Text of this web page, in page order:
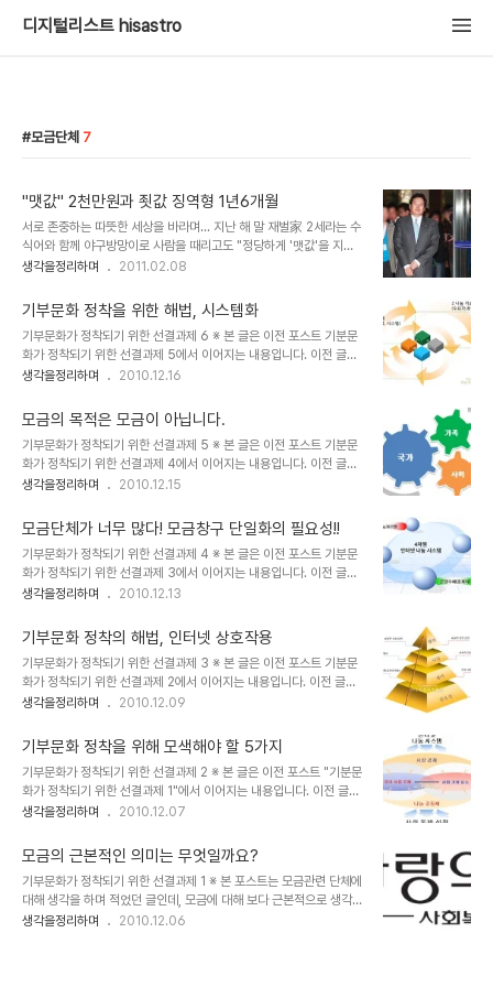
디지털리스트 hisastro
모금단체 7
"맷값" 2천만원과 죗값 징역형 1년6개월
서로 존중하는 따뜻한 세상을 바라며... 지난 해 말 재벌家 2세라는 수
식어와 함께 야구방망이로 사람을 때리고도 "정당하게 '맷값'을 지불?
했다"하여 나라를 시끄럽게 했던 일이 있었습니다. 얼마 전의 일이니
는 이 사건과 관련하여 몇몇 사안들과 함께 "법과 원칙의 천박한 논리
그리고 돈"이라는 제목의 글을 발행했었습니다. 그 글에서 저는 그간
보아왔던 선례들을 바탕으로 판결이 어떻게 나올지를 예상했었고, 그
결과를 지켜보겠다고 했습니다. 여러 경로를 통해 이미 많은 분들이 아
시다시피 재판(서울중앙지법 형사8단독 이관용 판사) 결과는 징역 1
바 -그간 비슷한 사례를 하..
생각을정리하며 2011.02.08
기부문화 정착을 위한 해법, 시스템화
기부문화가 정착되기 위한 선결과제 6 ※ 본 글은 이전 포스트 기분문
화가 정착되기 위한 선결과제 5에서 이어지는 내용입니다. 이전 글을
읽지 않으셨다면, 전체 내용의 이해를 위하여 이전 포스트를 먼저 읽어
기관의 문제가 불거짐에 따라 전체가 왜곡되어 호도되는 분위기와 이
를 호기삼아 경쟁?의식을 지닌 그리 다를 바 없는 모금단체들이 이번
이 기회라고 달려드는 것을 경계해야 한다는 점 입니다. 특히 종교의
기치를 내걸고 -또는 이를 교묘히 숨기며- 사회복지를 앞세워 선교활
동에 매진하거나 사욕을 채우는 모습은 정말이지 그것이야 말로 안될
기사 ☞ 사회복지공동모금회 비리 꼼꼼히 들..
생각을정리하며 2010.12.16
모금의 목적은 모금이 아닙니다.
기부문화가 정착되기 위한 선결과제 5 ※ 본 글은 이전 포스트 기분문
화가 정착되기 위한 선결과제 4에서 이어지는 내용입니다. 이전 글을
읽지 않으셨다면, 내용의 이해를 위하여 이전 포스트를 먼저 읽어보시
의 문제가 불거짐에 따라 전체가 왜곡되어 호도되는 분위기와 이를 호
기삼아 경쟁?의식을 지닌 그리 다를 바 없는 모금단체들이 이번이 기
회라고 달려드는 것을 경계해야 한다는 점 입니다. 특히 종교의 기치를
내걸고 -또는 이를 교묘히 숨기며- 사회복지를 앞세워 선교활동에 매
진하거나 사욕을 채우는 모습은 정말이지 그것이야 말로 안될 일이라
사회복지공동모금회 비리 꼼꼼히 들여다보..
생각을정리하며 2010.12.15
모금단체가 너무 많다! 모금창구 단일화의 필요성!!
기부문화가 정착되기 위한 선결과제 4 ※ 본 글은 이전 포스트 기분문
화가 정착되기 위한 선결과제 3에서 이어지는 내용입니다. 이전 글을
읽지 않으셨다면, 내용의 이해를 위하여 이전 포스트를 먼저 읽어보시
의 문제가 불거짐에 따라 전체가 왜곡되어 호도되는 분위기와 이를 호
기삼아 경쟁?의식을 지닌 그리 다를 바 없는 모금단체들이 이번이 기
회라고 달려드는 것을 경계해야 한다는 점 입니다. 특히 종교의 기치를
내걸고 -또는 이를 교묘히 숨기며- 사회복지를 앞세워 선교활동에 매
진하거나 사욕을 채우는 모습은 정말이지 그것이야 말로 안될 일이라
사회복지공동모금회 비리 꼼꼼히 들여다보..
생각을정리하며 2010.12.13
기부문화 정착의 해법, 인터넷 상호작용
기부문화가 정착되기 위한 선결과제 3 ※ 본 글은 이전 포스트 기분문
화가 정착되기 위한 선결과제 2에서 이어지는 내용입니다. 이전 글을
읽지 않으셨다면, 내용의 이해를 위하여 이전 포스트를 먼저 읽어보시
의 문제가 불거짐에 따라 전체가 왜곡되어 호도되는 분위기와 이를 호
기삼아 경쟁?의식을 지닌 그리 다를 바 없는 모금단체들이 이번이 기
회라고 달려드는 것을 경계해야 한다는 점 입니다. 특히 종교의 기치를
내걸고 -또는 이를 교묘히 숨기며- 사회복지를 앞세워 선교활동에 매
진하거나 사욕을 채우는 모습은 정말이지 그것이야 말로 안될 일이라
사회복지공동모금회 비리 꼼꼼히 들여다보..
생각을정리하며 2010.12.09
기부문화 정착을 위해 모색해야 할 5가지
기부문화가 정착되기 위한 선결과제 2 ※ 본 글은 이전 포스트 "기분문
화가 정착되기 위한 선결과제 1"에서 이어지는 내용입니다. 이전 글을
읽지 않으셨다면, 내용의 이해를 위하여 이전 포스트를 먼저 읽어보시
의 문제가 불거짐에 따라 전체가 왜곡되어 호도되는 분위기와 이를 호
기삼아 경쟁?의식을 지닌 그리 다를 바 없는 모금단체들이 이번이 기
회라고 달려드는 것을 경계해야 한다는 점 입니다. 특히 종교의 기치를
내걸고 -또는 이를 교묘히 숨기며- 사회복지를 앞세워 선교활동에 매
진하거나 사욕을 채우는 모습은 정말이지 그것이야 말로 안될 일이라
생각을정리하며 2010.12.07
모금의 근본적인 의미는 무엇일까요?
기부문화가 정착되기 위한 선결과제 1 ※ 본 포스트는 모금관련 단체에
대해 생각을 하며 적었던 글인데, 모금에 대해 보다 근본적으로 생각해
보고자 하는 의미에서... 그리고 연말연시(그러나 저는 연말연시 모금
생각을정리하며 2010.12.06